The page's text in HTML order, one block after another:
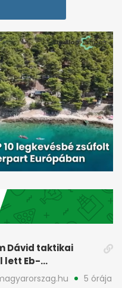
Dávid taktikai
lett Eb-
Párizsban
5 órája